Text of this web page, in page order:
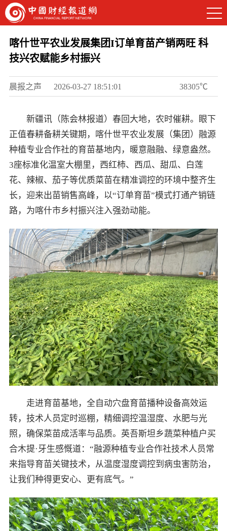
喀什世平农业发展集团I订单育苗产销两旺 科
技兴农赋能乡村振兴
晨报之声 2026-03-27 18:51:01 38305℃
新疆讯（陈会林报道）春回大地，农时催耕。眼下
正值春耕备耕关键期，喀什世平农业发展（集团）融源
种植专业合作社的育苗基地内，暖意融融、绿意盎然。
3座标准化温室大棚里，西红柿、西瓜、甜瓜、白莲
花、辣椒、茄子等优质菜苗在精准调控的环境中整齐生
长，迎来出苗销售高峰，以“订单育苗”模式打通产销链
路，为喀什市乡村振兴注入强劲动能。
走进育苗基地，全自动穴盘育苗播种设备高效运
转，技术人员定时巡棚，精细调控温湿度、水肥与光
照，确保菜苗成活率与品质。英吾斯坦乡蔬菜种植户买
合木提·牙生感慨道：“融源种植专业合作社技术人员常
来指导育苗关键技术，从温度湿度调控到病虫害防治，
让我们种得更安心、更有底气。”